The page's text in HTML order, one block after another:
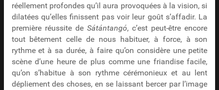
réellement profondes qu’il aura provoquées à la vision, si
dilatées qu’elles finissent pas voir leur goût s’affadir. La
première réussite de Sátántangó, c’est peut-être encore
tout bêtement celle de nous habituer, à force, à son
rythme et à sa durée, à faire qu’on considère une petite
scène d’une heure de plus comme une friandise facile,
qu’on s’habitue à son rythme cérémonieux et au lent
dépliement des choses, en se laissant bercer par l’image